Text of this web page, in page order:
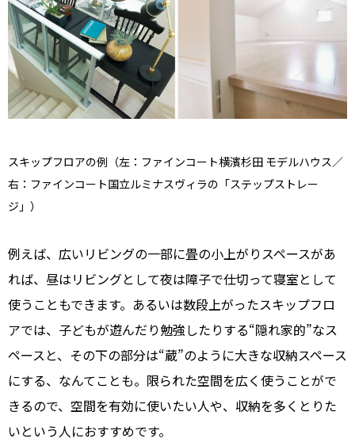
スキップフロアの例（左：ファインコート横濱杉田 モデルハウス／
右：ファインコート国立ルミナスヴィラの「ステップストレー
ジ」）
例えば、広いリビングの一部に畳の小上がりスペースがあ
れば、昼はリビングとして夜は障子で仕切って寝室として
使うこともできます。あるいは数段上がったスキップフロ
アでは、子どもが遊んだり勉強したりする“隠れ家的”なス
ペースと、その下の部分は“蔵”のように大きな収納スペース
にする、なんてことも。限られた空間を広く使うことがで
きるので、空間を有効に使いたい人や、収納を多くとりた
いという人におすすめです。